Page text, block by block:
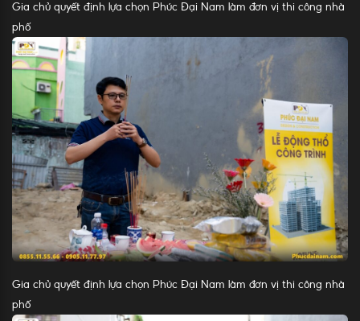
Gia chủ quyết định lựa chọn Phúc Đại Nam làm đơn vị thi công nhà
phố
Gia chủ quyết định lựa chọn Phúc Đại Nam làm đơn vị thi công nhà
phố